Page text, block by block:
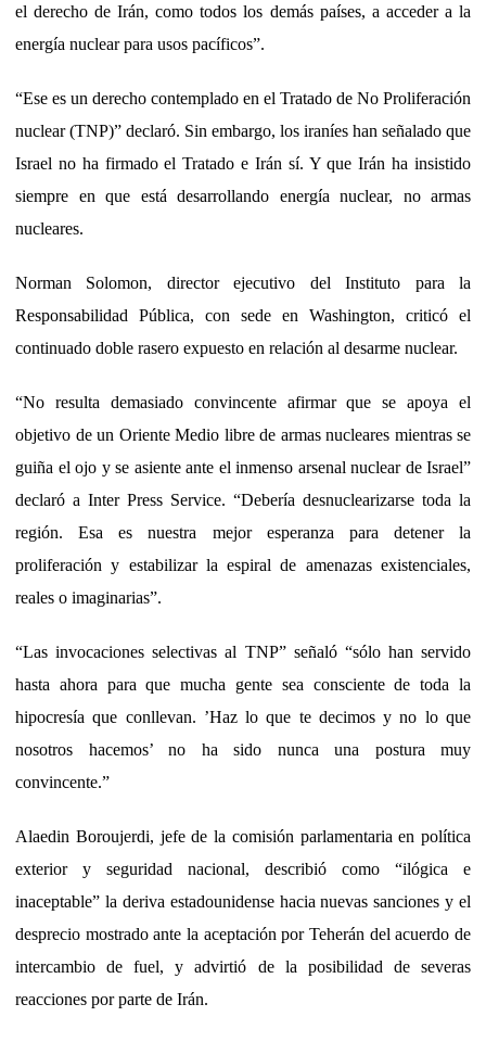
el derecho de Irán, como todos los demás países, a acceder a la
energía nuclear para usos pacíficos”.
“Ese es un derecho contemplado en el Tratado de No Proliferación
nuclear (TNP)” declaró. Sin embargo, los iraníes han señalado que
Israel no ha firmado el Tratado e Irán sí. Y que Irán ha insistido
siempre en que está desarrollando energía nuclear, no armas
nucleares.
Norman Solomon, director ejecutivo del Instituto para la
Responsabilidad Pública, con sede en Washington, criticó el
continuado doble rasero expuesto en relación al desarme nuclear.
“No resulta demasiado convincente afirmar que se apoya el
objetivo de un Oriente Medio libre de armas nucleares mientras se
guiña el ojo y se asiente ante el inmenso arsenal nuclear de Israel”
declaró a Inter Press Service. “Debería desnuclearizarse toda la
región. Esa es nuestra mejor esperanza para detener la
proliferación y estabilizar la espiral de amenazas existenciales,
reales o imaginarias”.
“Las invocaciones selectivas al TNP” señaló “sólo han servido
hasta ahora para que mucha gente sea consciente de toda la
hipocresía que conllevan. ’Haz lo que te decimos y no lo que
nosotros hacemos’ no ha sido nunca una postura muy
convincente.”
Alaedin Boroujerdi, jefe de la comisión parlamentaria en política
exterior y seguridad nacional, describió como “ilógica e
inaceptable” la deriva estadounidense hacia nuevas sanciones y el
desprecio mostrado ante la aceptación por Teherán del acuerdo de
intercambio de fuel, y advirtió de la posibilidad de severas
reacciones por parte de Irán.